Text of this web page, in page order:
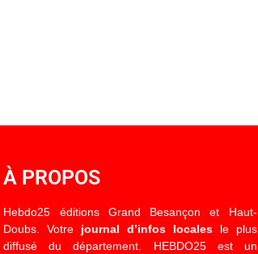
À PROPOS
Hebdo25 éditions Grand Besançon et Haut-
Doubs. Votre journal d’infos localesle plus
diffusé du département. HEBDO25 est un